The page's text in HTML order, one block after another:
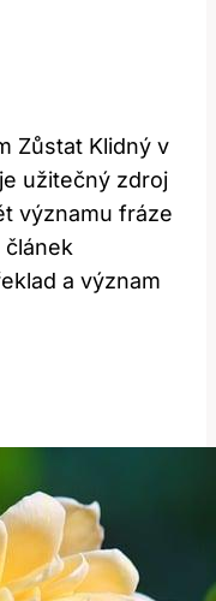
Zůstat Klidný v
užitečný zdroj
významu fráze
článek
a význam